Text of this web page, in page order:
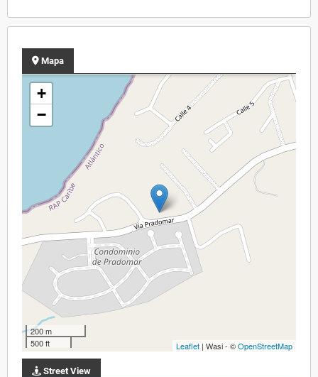
Mapa
+
−
200 m
500 ft
Leaflet | Wasi - ©OpenStreetMap
Street View